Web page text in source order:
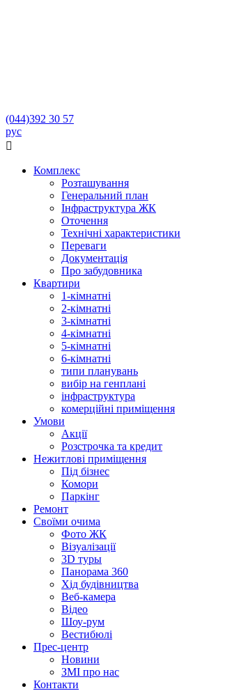
(044)392 30 57
рус

Комплекс
Розташування
Генеральний план
Інфраструктура ЖК
Оточення
Технічні характеристики
Переваги
Документація
Про забудовника
Квартири
1-кімнатні
2-кімнатні
3-кімнатні
4-кімнатні
5-кімнатні
6-кімнатні
типи планувань
вибір на генплані
інфраструктура
комерційні приміщення
Умови
Акції
Розстрочка та кредит
Нежитлові приміщення
Під бізнес
Комори
Паркінг
Ремонт
Своїми очима
Фото ЖК
Візуалізації
3D туры
Панорама 360
Хід будівництва
Веб-камера
Відео
Шоу-рум
Вестибюлі
Прес-центр
Новини
ЗМІ про нас
Контакти